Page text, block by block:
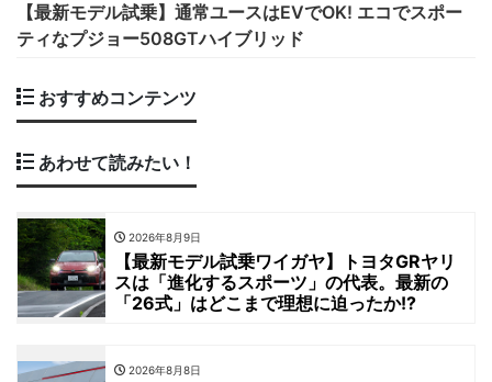
【最新モデル試乗】通常ユースはEVでOK! エコでスポー
ティなプジョー508GTハイブリッド
おすすめコンテンツ
あわせて読みたい！
2026年8月9日
【最新モデル試乗ワイガヤ】トヨタGRヤリ
スは「進化するスポーツ」の代表。最新の
「26式」はどこまで理想に迫ったか!?
2026年8月8日